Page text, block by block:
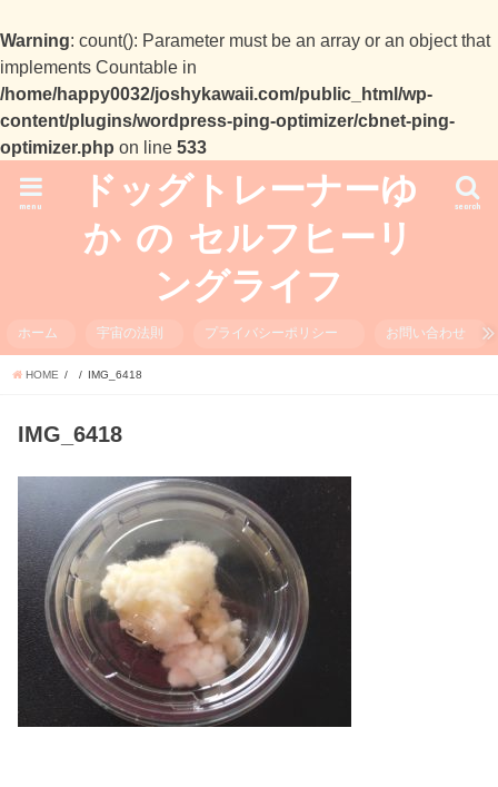
Warning: count(): Parameter must be an array or an object that
implements Countable in
/home/happy0032/joshykawaii.com/public_html/wp-
content/plugins/wordpress-ping-optimizer/cbnet-ping-
optimizer.php on line 533
ドッグトレーナーゆ
か の セルフヒーリ
ングライフ
search
menu
ホーム 宇宙の法則 プライバシーポリシー お問い合わせ
HOME IMG_6418
IMG_6418